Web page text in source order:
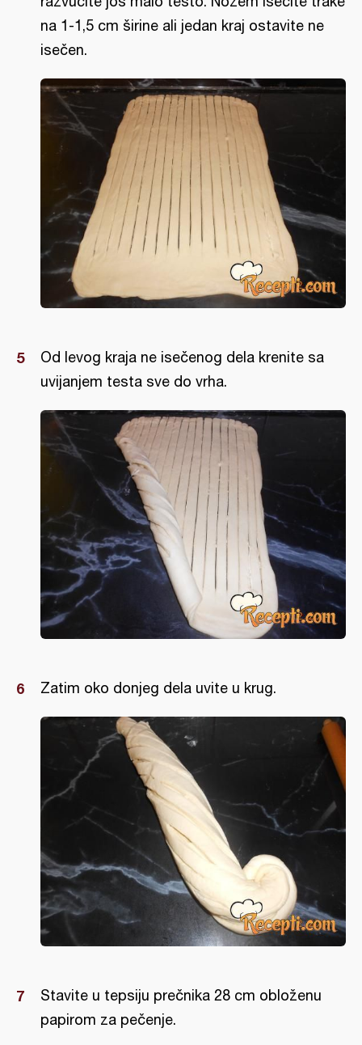
na 1-1,5 cm širine ali jedan kraj ostavite ne
isečen.
Od levog kraja ne isečenog dela krenite sa
uvijanjem testa sve do vrha.
Zatim oko donjeg dela uvite u krug.
Stavite u tepsiju prečnika 28 cm obloženu
papirom za pečenje.